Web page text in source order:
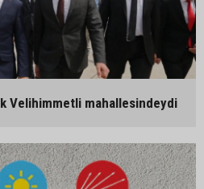
Velihimmetli mahallesindeydi